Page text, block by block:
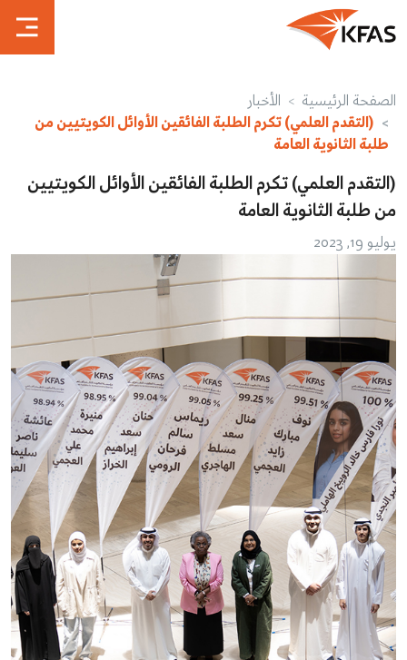
الصفحة الرئيسية
الأخبار
(التقدم العلمي) تكرم الطلبة الفائقين الأوائل الكويتيين من
طلبة الثانوية العامة
(التقدم العلمي) تكرم الطلبة الفائقين الأوائل الكويتيين
من طلبة الثانوية العامة
يوليو 19, 2023